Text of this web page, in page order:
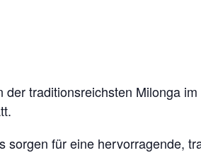
der traditionsreichsten Milonga
sorgen für eine hervorragende,